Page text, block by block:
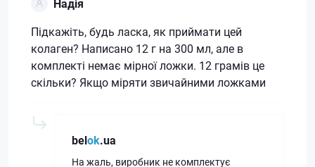
Надія
Підкажіть, будь ласка, як приймати цей
колаген? Написано 12 г на 300 мл, але в
комплекті немає мірної ложки. 12 грамів це
скільки? Якщо міряти звичайними ложками
belok.ua
На жаль, виробник не комплектує